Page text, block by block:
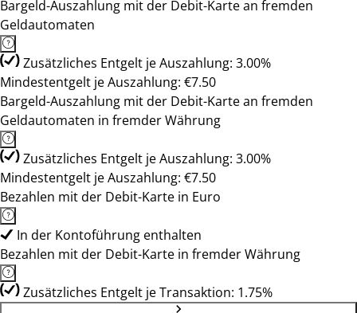
Bargeld-Auszahlung mit der Debit-Karte an fremden
Geldautomaten
Zusätzliches Entgelt je Auszahlung: 3.00%
Mindestentgelt je Auszahlung: €7.50
Bargeld-Auszahlung mit der Debit-Karte an fremden
Geldautomaten in fremder Währung
Zusätzliches Entgelt je Auszahlung: 3.00%
Mindestentgelt je Auszahlung: €7.50
Bezahlen mit der Debit-Karte in Euro
In der Kontoführung enthalten
Bezahlen mit der Debit-Karte in fremder Währung
Zusätzliches Entgelt je Transaktion: 1.75%